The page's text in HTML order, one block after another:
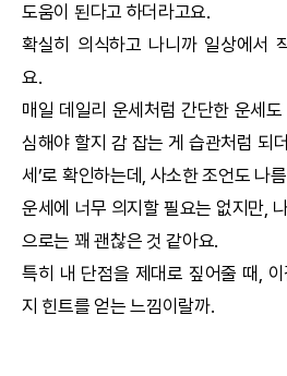
도움이 된다고 하더라고요.
확실히 의식하고 나니까 일상에서
요.
매일 데일리 운세처럼 간단한 운세
심해야 할지 감 잡는 게 습관처럼 되
세’로 확인하는데, 사소한 조언도 나
운세에 너무 의지할 필요는 없지만,
으로는 꽤 괜찮은 것 같아요.
특히 내 단점을 제대로 짚어줄 때,
지 힌트를 얻는 느낌이랄까.